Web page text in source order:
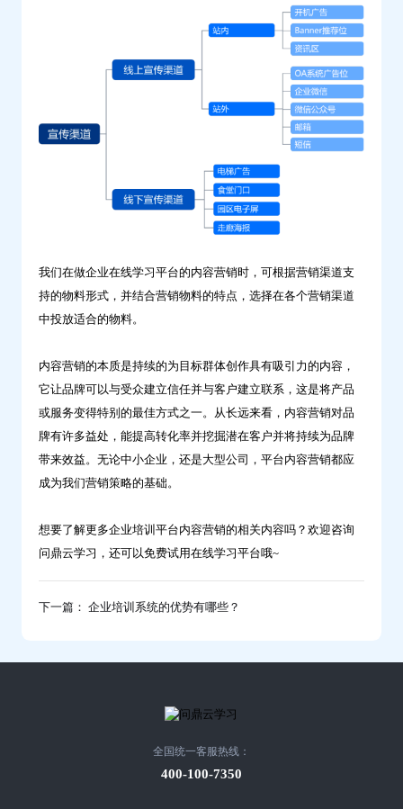
我们在做企业在线学习平台的内容营销时，可根据营销渠道支
持的物料形式，并结合营销物料的特点，选择在各个营销渠道
中投放适合的物料。
内容营销的本质是持续的为目标群体创作具有吸引力的内容，
它让品牌可以与受众建立信任并与客户建立联系，这是将产品
或服务变得特别的最佳方式之一。从长远来看，内容营销对品
牌有许多益处，能提高转化率并挖掘潜在客户并将持续为品牌
带来效益。无论中小企业，还是大型公司，平台内容营销都应
成为我们营销策略的基础。
想要了解更多企业培训平台内容营销的相关内容吗？欢迎咨询
问鼎云学习，还可以免费试用在线学习平台哦~
下一篇： 企业培训系统的优势有哪些？
全国统一客服热线：
400-100-7350